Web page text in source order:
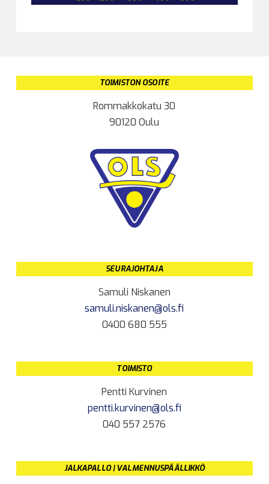
TOIMISTON OSOITE
Rommakkokatu 30
90120 Oulu
SEURAJOHTAJA
Samuli Niskanen
samuli.niskanen@ols.fi
0400 680 555
TOIMISTO
Pentti Kurvinen
pentti.kurvinen@ols.fi
040 557 2576
JALKAPALLO | VALMENNUSPÄÄLLIKKÖ